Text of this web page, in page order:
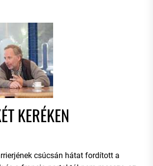
KERÉKEN
csúcsán hátat fordított a